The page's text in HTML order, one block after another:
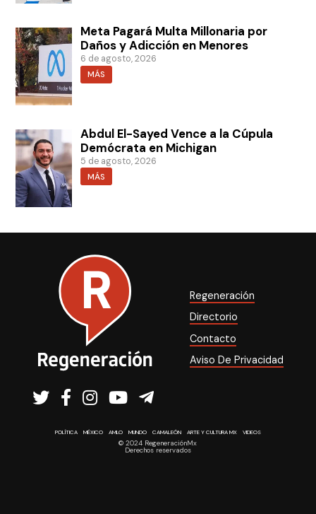
Meta Pagará Multa Millonaria por
Daños y Adicción en Menores
6 de agosto, 2026
MÁS
Abdul El-Sayed Vence a la Cúpula
Demócrata en Michigan
5 de agosto, 2026
MÁS
Regeneración
Directorio
Contacto
Aviso De Privacidad
POLÍTICA MÉXICO AMLO MUNDO CAMALEÓN ARTE Y CULTURA MX VIDEOS
© 2024 RegeneraciónMx
Derechos reservados